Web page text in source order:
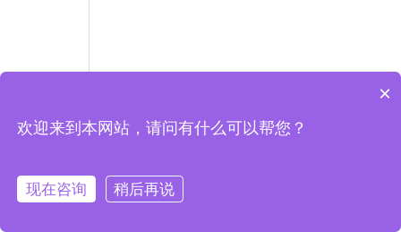
×
欢迎来到本网站，请问有什么可以帮您？
现在咨询 稍后再说